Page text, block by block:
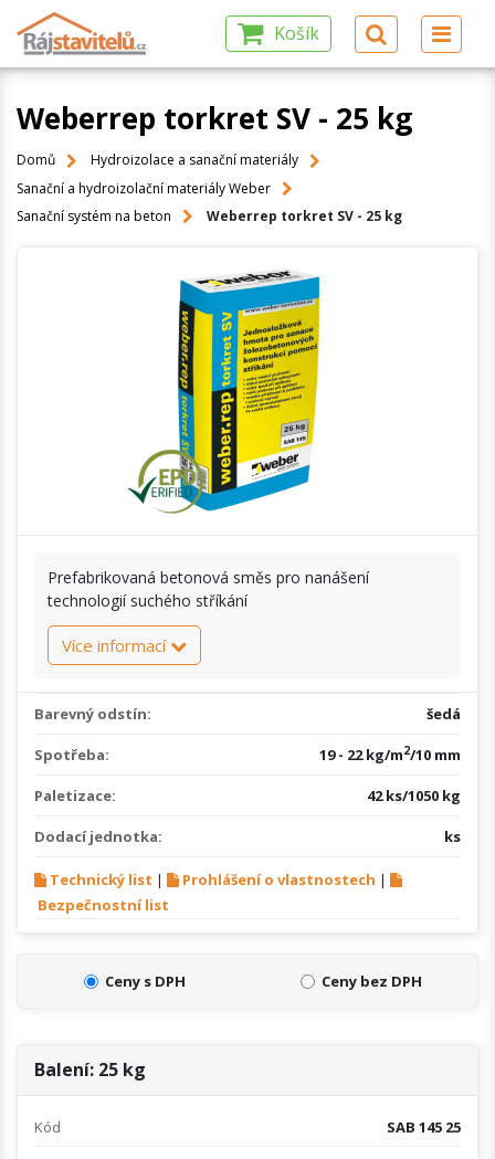
Košík
Weberrep torkret SV - 25 kg
Domů
Hydroizolace a sanační materiály
Sanační a hydroizolační materiály Weber
Sanační systém na beton
Weberrep torkret SV - 25 kg
Prefabrikovaná betonová směs pro nanášení
technologií suchého stříkání
Více informací
Barevný odstín: šedá
Spotřeba: 19 - 22 kg/m2/10 mm
Paletizace: 42 ks/1050 kg
Dodací jednotka: ks
Technický list | Prohlášení o vlastnostech |
Bezpečnostní list
Ceny s DPH Ceny bez DPH
Balení: 25 kg
Kód SAB 145 25